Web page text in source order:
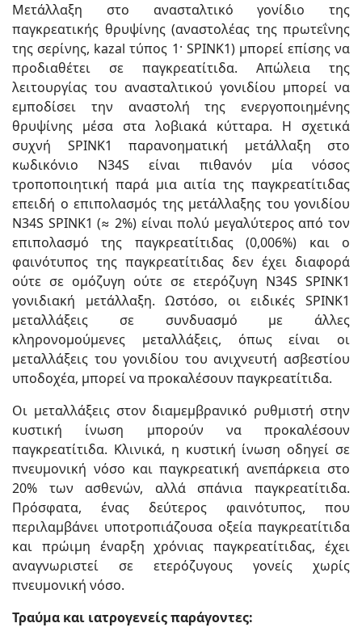
Μετάλλαξη στο ανασταλτικό γονίδιο της
παγκρεατικής θρυψίνης (αναστολέας της πρωτεΐνης
της σερίνης, kazal τύπος 1· SPINK1) μπορεί επίσης να
προδιαθέτει σε παγκρεατίτιδα. Απώλεια της
λειτουργίας του ανασταλτικού γονιδίου μπορεί να
εμποδίσει την αναστολή της ενεργοποιημένης
θρυψίνης μέσα στα λοβιακά κύτταρα. Η σχετικά
συχνή SPINK1 παρανοηματική μετάλλαξη στο
κωδικόνιο N34S είναι πιθανόν μία νόσος
τροποποιητική παρά μια αιτία της παγκρεατίτιδας
επειδή ο επιπολασμός της μετάλλαξης του γονιδίου
N34S SPINK1 (≈ 2%) είναι πολύ μεγαλύτερος από τον
επιπολασμό της παγκρεατίτιδας (0,006%) και ο
φαινότυπος της παγκρεατίτιδας δεν έχει διαφορά
ούτε σε ομόζυγη ούτε σε ετερόζυγη N34S SPINK1
γονιδιακή μετάλλαξη. Ωστόσο, οι ειδικές SPINK1
μεταλλάξεις σε συνδυασμό με άλλες
κληρονομούμενες μεταλλάξεις, όπως είναι οι
μεταλλάξεις του γονιδίου του ανιχνευτή ασβεστίου
υποδοχέα, μπορεί να προκαλέσουν παγκρεατίτιδα.
Οι μεταλλάξεις στον διαμεμβρανικό ρυθμιστή στην
κυστική ίνωση μπορούν να προκαλέσουν
παγκρεατίτιδα. Κλινικά, η κυστική ίνωση οδηγεί σε
πνευμονική νόσο και παγκρεατική ανεπάρκεια στο
20% των ασθενών, αλλά σπάνια παγκρεατίτιδα.
Πρόσφατα, ένας δεύτερος φαινότυπος, που
περιλαμβάνει υποτροπιάζουσα οξεία παγκρεατίτιδα
και πρώιμη έναρξη χρόνιας παγκρεατίτιδας, έχει
αναγνωριστεί σε ετερόζυγους γονείς χωρίς
πνευμονική νόσο.
Τραύμα και ιατρογενείς παράγοντες: